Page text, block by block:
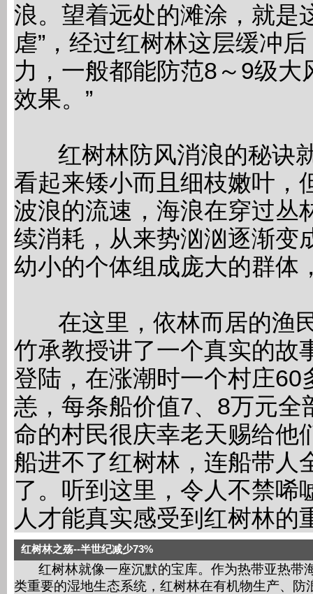
浪。望着远处的滩涂，就是
虐”，经过红树林这层缓冲
力，一般都能防范8～9级
效果。”
红树林防风消浪的秘诀就
看起来矮小而且细枝嫩叶，
波浪的流速，海浪在穿过丛
续消耗，从来势汹汹逐渐变
幼小的个体组成庞大的群体
在这里，依林而居的渔
竹承教授讲了一个真实的故
登陆，在涨潮时一个村庄
恙，每条船价值7、8万元
命的村民很庆幸老天赐给他
船进不了红树林，连船带人
了。听到这里，令人不禁唏
人才能真实感受到红树林的
红树林之殇--半世纪减少73%
红树林就像一座沉默的宝库。作为热带亚热带
类重要的湿地生态系统，红树林在有机物生产、防